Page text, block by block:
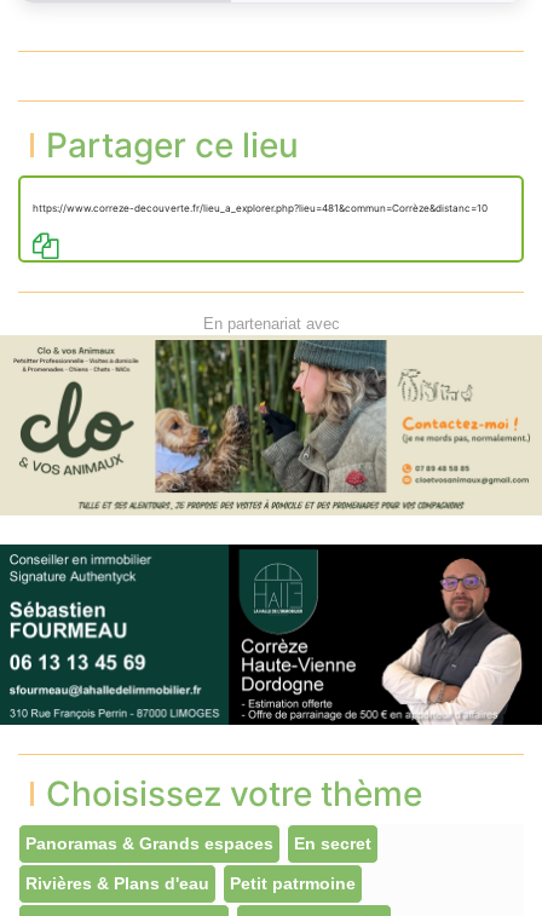
Partager ce lieu
https://www.correze-decouverte.fr/lieu_a_explorer.php?lieu=481&commun=Corrèze&distanc=10
En partenariat avec
Choisissez votre thème
Panoramas & Grands espaces En secret
Rivières & Plans d'eau Petit patrmoine